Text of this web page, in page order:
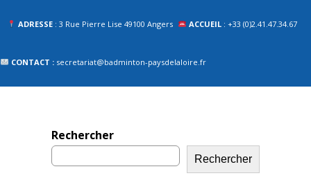
ADRESSE : 3 Rue Pierre Lise 49100 Angers ACCUEIL : +33 (0)2.41.47.34.67
CONTACT : secretariat@badminton-paysdelaloire.fr
Rechercher
Rechercher